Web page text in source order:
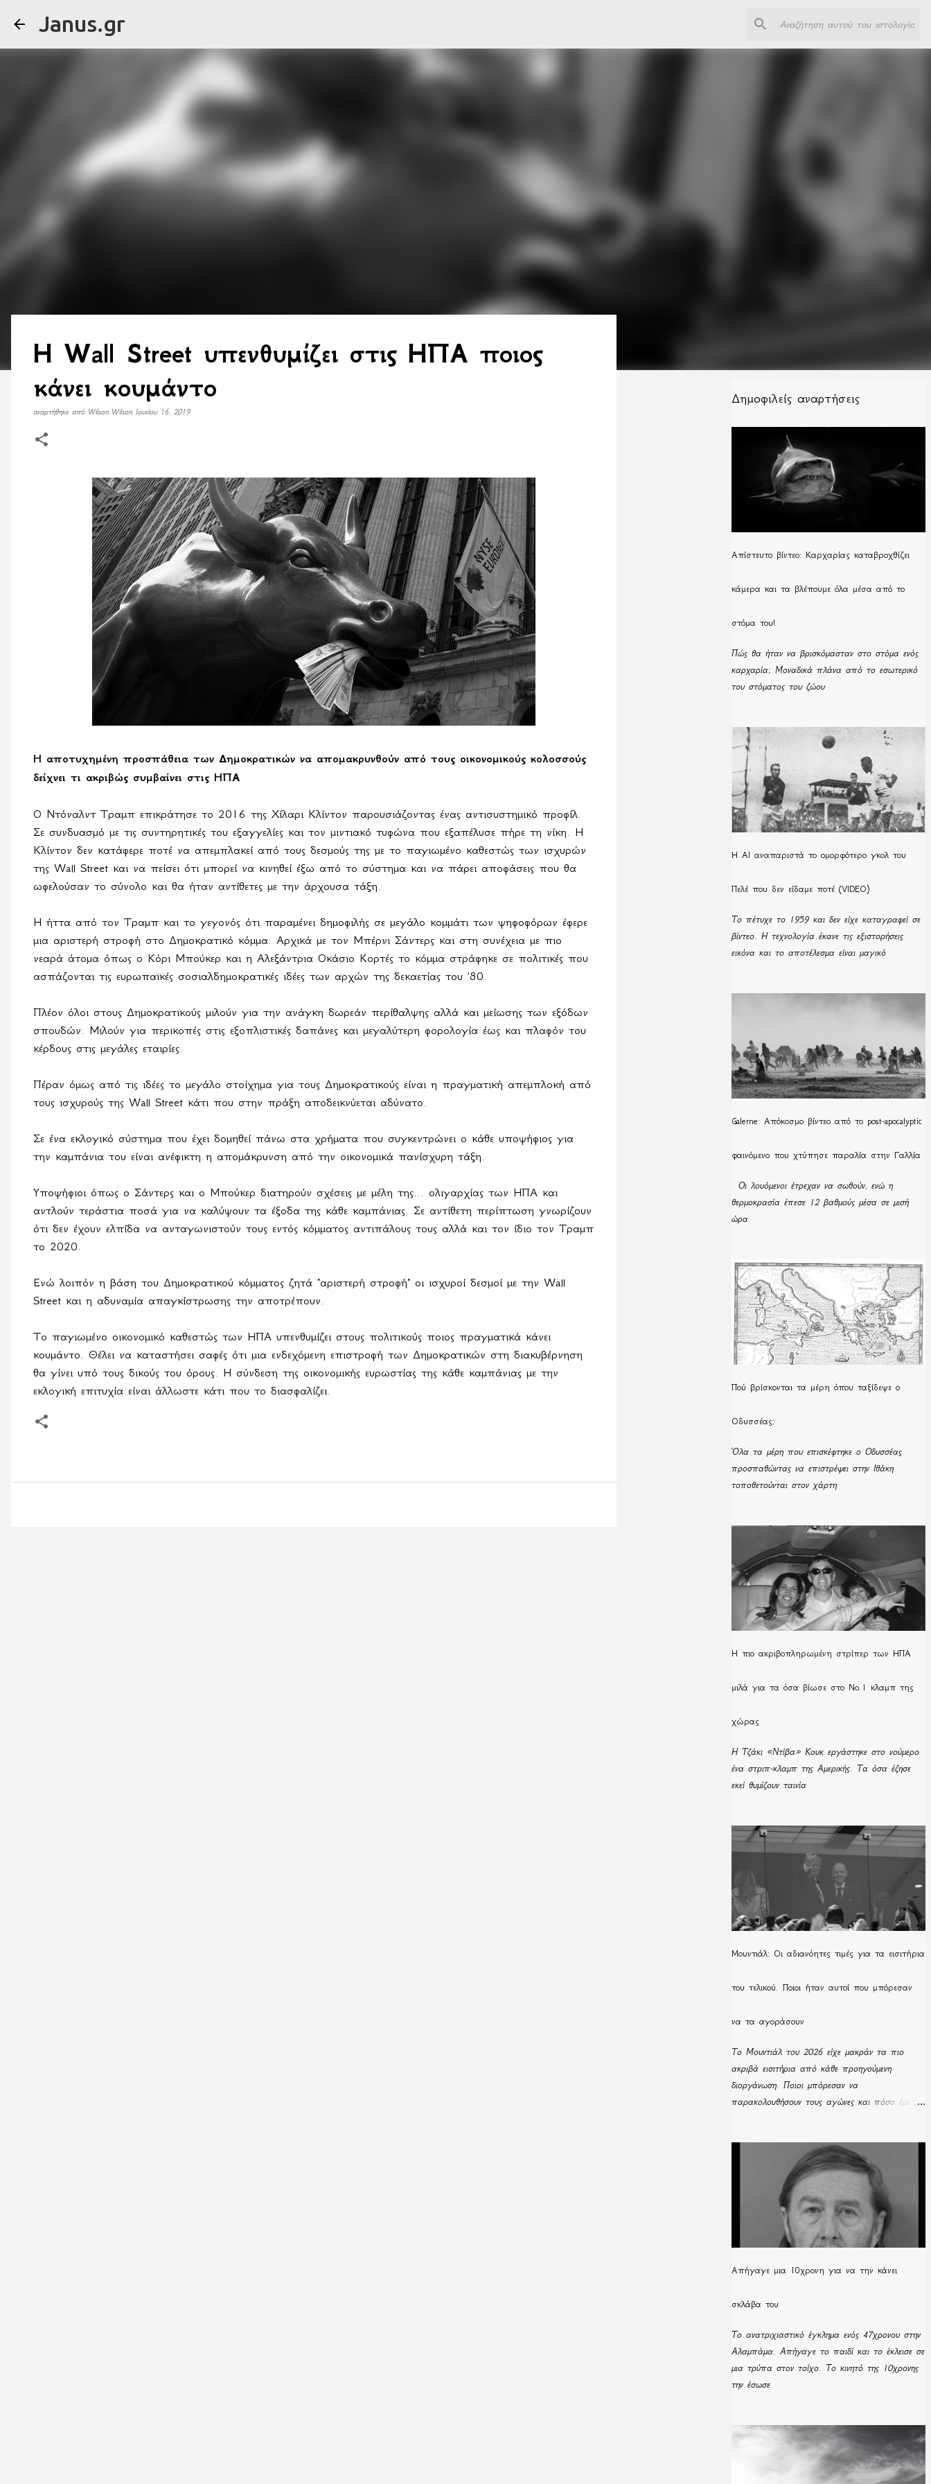
Janus.gr
H Wall Street υπενθυμίζει στις ΗΠΑ ποιος
κάνει κουμάντο
αναρτήθηκε από Wilson Wilson Ιουνίου 16, 2019
Η αποτυχημένη προσπάθεια των Δημοκρατικών να απομακρυνθούν από τους οικονομικούς κολοσσούς
δείχνει τι ακριβώς συμβαίνει στις ΗΠΑ
Ο Ντόναλντ Τραμπ επικράτησε το 2016 της Χίλαρι Κλίντον παρουσιάζοντας ένας αντισυστημικό προφίλ.
Σε συνδυασμό με τις συντηρητικές του εξαγγελίες και τον μιντιακό τυφώνα που εξαπέλυσε πήρε τη νίκη. Η
Κλίντον δεν κατάφερε ποτέ να απεμπλακεί από τους δεσμούς της με το παγιωμένο καθεστώς των ισχυρών
της Wall Street και να πείσει ότι μπορεί να κινηθεί έξω από το σύστημα και να πάρει αποφάσεις που θα
ωφελούσαν το σύνολο και θα ήταν αντίθετες με την άρχουσα τάξη.
Η ήττα από τον Τραμπ και το γεγονός ότι παραμένει δημοφιλής σε μεγάλο κομμάτι των ψηφοφόρων έφερε
μια αριστερή στροφή στο Δημοκρατικό κόμμα. Αρχικά με τον Μπέρνι Σάντερς και στη συνέχεια με πιο
νεαρά άτομα όπως ο Κόρι Μπούκερ και η Αλεξάντρια Οκάσιο Κορτές το κόμμα στράφηκε σε πολιτικές που
ασπάζονται τις ευρωπαϊκές σοσιαλδημοκρατικές ιδέες των αρχών της δεκαετίας του '80.
Πλέον όλοι στους Δημοκρατικούς μιλούν για την ανάγκη δωρεάν περίθαλψης αλλά και μείωσης των εξόδων
σπουδών. Μιλούν για περικοπές στις εξοπλιστικές δαπάνες και μεγαλύτερη φορολογία έως και πλαφόν του
κέρδους στις μεγάλες εταιρίες.
Πέραν όμως από τις ιδέες το μεγάλο στοίχημα για τους Δημοκρατικούς είναι η πραγματική απεμπλοκή από
τους ισχυρούς της Wall Street κάτι που στην πράξη αποδεικνύεται αδύνατο.
Σε ένα εκλογικό σύστημα που έχει δομηθεί πάνω στα χρήματα που συγκεντρώνει ο κάθε υποψήφιος για
την καμπάνια του είναι ανέφικτη η απομάκρυνση από την οικονομικά πανίσχυρη τάξη.
Υποψήφιοι όπως ο Σάντερς και ο Μπούκερ διατηρούν σχέσεις με μέλη της... ολιγαρχίας των ΗΠΑ και
αντλούν τεράστια ποσά για να καλύψουν τα έξοδα της κάθε καμπάνιας. Σε αντίθετη περίπτωση γνωρίζουν
ότι δεν έχουν ελπίδα να ανταγωνιστούν τους εντός κόμματος αντιπάλους τους αλλά και τον ίδιο τον Τραμπ
το 2020.
Ενώ λοιπόν η βάση του Δημοκρατικού κόμματος ζητά "αριστερή στροφή" οι ισχυροί δεσμοί με την Wall
Street και η αδυναμία απαγκίστρωσης την αποτρέπουν.
Το παγιωμένο οικονομικό καθεστώς των ΗΠΑ υπενθυμίζει στους πολιτικούς ποιος πραγματικά κάνει
κουμάντο. Θέλει να καταστήσει σαφές ότι μια ενδεχόμενη επιστροφή των Δημοκρατικών στη διακυβέρνηση
θα γίνει υπό τους δικούς του όρους. Η σύνδεση της οικονομικής ευρωστίας της κάθε καμπάνιας με την
εκλογική επιτυχία είναι άλλωστε κάτι που το διασφαλίζει.
Δημοφιλείς αναρτήσεις
Απίστευτο βίντεο: Καρχαρίας καταβροχθίζει
κάμερα και τα βλέπουμε όλα μέσα από το
στόμα του!
Πώς θα ήταν να βρισκόμασταν στο στόμα ενός
καρχαρία; Μοναδικά πλάνα από το εσωτερικό
του στόματος του ζώου
Η ΑΙ αναπαριστά το ομορφότερο γκολ του
Πελέ που δεν είδαμε ποτέ (VIDEO)
Το πέτυχε το 1959 και δεν είχε καταγραφεί σε
βίντεο. Η τεχνολογία έκανε τις εξιστορήσεις
εικόνα και το αποτέλεσμα είναι μαγικό
Galerne: Απόκοσμο βίντεο από το post-apocalyptic
φαινόμενο που χτύπησε παραλία στην Γαλλία
Οι λουόμενοι έτρεχαν να σωθούν, ενώ η
θερμοκρασία έπεσε 12 βαθμούς μέσα σε μισή
ώρα
Πού βρίσκονται τα μέρη όπου ταξίδεψε ο
Οδυσσέας;
Όλα τα μέρη που επισκέφτηκε ο Οδυσσέας
προσπαθώντας να επιστρέψει στην Ιθάκη
τοποθετούνται στον χάρτη
H πιο ακριβοπληρωμένη στρίπερ των ΗΠΑ
μιλά για τα όσα βίωσε στο Νο.1 κλαμπ της
χώρας
Η Τζάκι «Ντίβα» Κουκ εργάστηκε στο νούμερο
ένα στριπ-κλαμπ της Αμερικής. Τα όσα έζησε
εκεί θυμίζουν ταινία
Μουντιάλ: Οι αδιανόητες τιμές για τα εισιτήρια
του τελικού. Ποιοι ήταν αυτοί που μπόρεσαν
να τα αγοράσουν
Το Μουντιάλ του 2026 είχε μακράν τα πιο
ακριβά εισιτήρια από κάθε προηγούμενη
διοργάνωση. Ποιοι μπόρεσαν να
παρακολουθήσουν τους αγώνες και πόσο έμειναν
Απήγαγε μια 10χρονη για να την κάνει
σκλάβα του
Το ανατριχιαστικό έγκλημα ενός 47χρονου στην
Αλαμπάμα. Απήγαγε το παιδί και το έκλεισε σε
μια τρύπα στον τοίχο. Το κινητό της 10χρονης
την έσωσε